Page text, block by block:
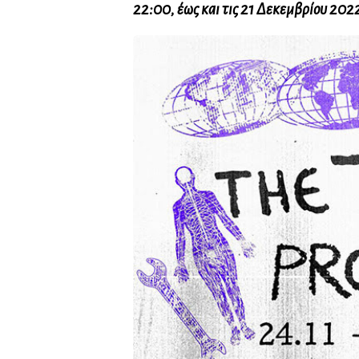
22:00, έως και τις 21 Δεκεμβρίου